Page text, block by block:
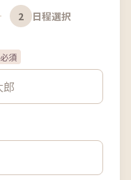
2 日程選択
必須